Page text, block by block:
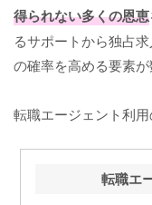
得られない多くの恩恵
るサポートから独占
の確率を高める要素が
転職エージェント利用
転職エ